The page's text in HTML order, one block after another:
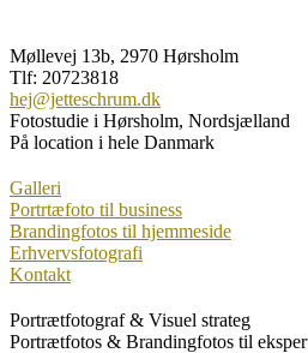
Møllevej 13b, 2970 Hørsholm
Tlf: 20723818
hej@jetteschrum.dk
Fotostudie i Hørsholm, Nordsjælland
På location i hele Danmark
Galleri
Portrtæfoto til business
Brandingfotos til hjemmeside
Erhvervsfotografi
Kontakt
Portrætfotograf & Visuel strateg
Portrætfotos & Brandingfotos til